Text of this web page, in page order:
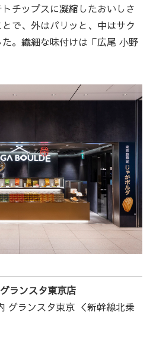
チップスに凝縮したおいしさ
で、外はパリッと、中はサク
。繊細な味付けは「広尾 ⼩野
ランスタ東京店
グランスタ東京 ＜新幹線北乗